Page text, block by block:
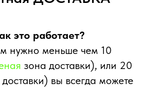
это работает?
нужно меньше чем 10
зона доставки), или 20
вы всегда можете